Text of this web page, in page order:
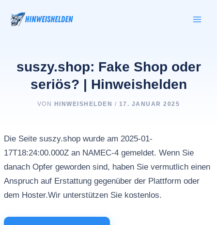
Inhalt
springen
suszy.shop: Fake Shop oder
seriös? | Hinweishelden
VON HINWEISHELDEN / 17. JANUAR 2025
Die Seite suszy.shop wurde am 2025-01-
17T18:24:00.000Z an NAMEC-4 gemeldet. Wenn Sie
danach Opfer geworden sind, haben Sie vermutlich einen
Anspruch auf Erstattung gegenüber der Plattform oder
dem Hoster.Wir unterstützen Sie kostenlos.